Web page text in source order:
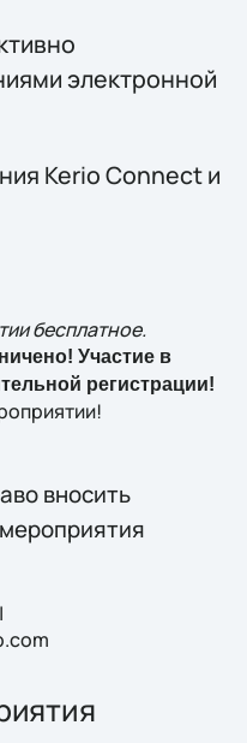
электронной
Kerio Connect и
бесплатное.
Участие в
регистрации!
вносить